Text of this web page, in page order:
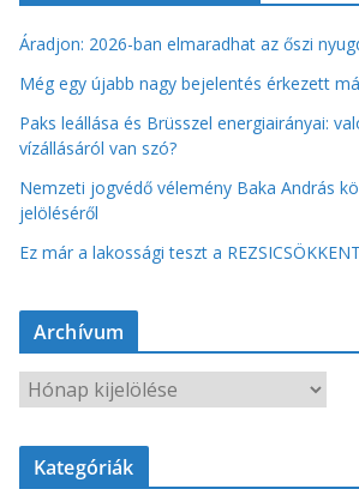
Áradjon: 2026-ban elmaradhat az őszi
Még egy újabb nagy bejelentés érkezett
Paks leállása és Brüsszel energiairányai:
vízállásáról van szó?
Nemzeti jogvédő vélemény Baka András
jelöléséről
Ez már a lakossági teszt a
Archívum
r
c
Kategóriák